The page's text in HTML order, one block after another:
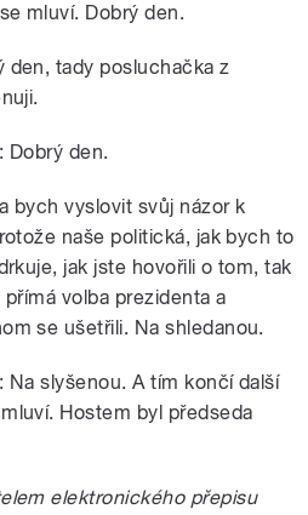
mluví. Dobrý den.
den, tady posluchačka z
Dobrý den.
bych vyslovit svůj názor k
naše politická, jak bych to
jak jste hovořili o tom, tak
volba prezidenta a
se ušetřili. Na shledanou.
Na slyšenou. A tím končí další
Hostem byl předseda
elektronického přepisu